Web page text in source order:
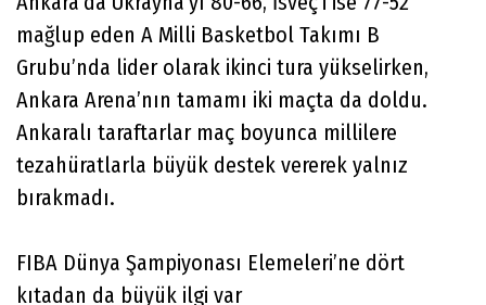
mağlup eden A Milli Basketbol Takımı B
Grubu’nda lider olarak ikinci tura yükselirken,
Ankara Arena’nın tamamı iki maçta da doldu.
Ankaralı taraftarlar maç boyunca millilere
tezahüratlarla büyük destek vererek yalnız
bırakmadı.
FIBA Dünya Şampiyonası Elemeleri’ne dört
kıtadan da büyük ilgi var